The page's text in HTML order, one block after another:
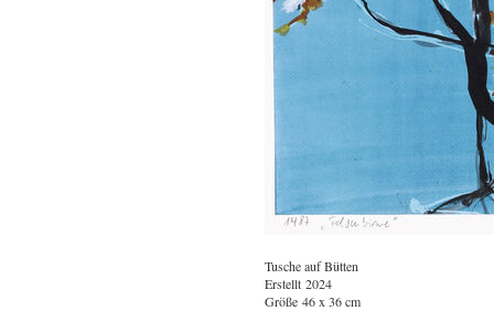
Tusche auf Bütten
Erstellt 2024
Größe 46 x 36 cm